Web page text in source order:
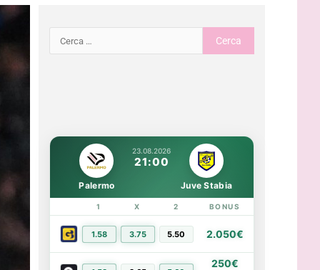
23.08.2026
21:00
Palermo Juve Stabia
1 X 2 BONUS
1.58 3.75 5.50 2.050€
250€